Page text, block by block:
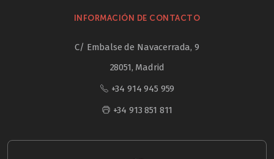
INFORMACIÓN DE CONTACTO
C/ Embalse de Navacerrada, 9
28051, Madrid
+34 914 945 959
+34 913 851 811